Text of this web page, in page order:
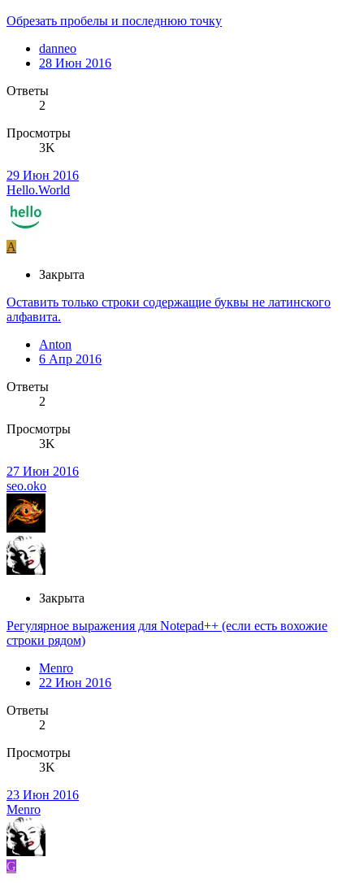
Обрезать пробелы и последнюю точку
danneo
28 Июн 2016
Ответы
2
Просмотры
3K
29 Июн 2016
Hello.World
A
Закрыта
Оставить только строки содержащие буквы не латинского
алфавита.
Anton
6 Апр 2016
Ответы
2
Просмотры
3K
27 Июн 2016
seo.oko
Закрыта
Регулярное выражения для Notepad++ (если есть вохожие
строки рядом)
Menro
22 Июн 2016
Ответы
2
Просмотры
3K
23 Июн 2016
Menro
G